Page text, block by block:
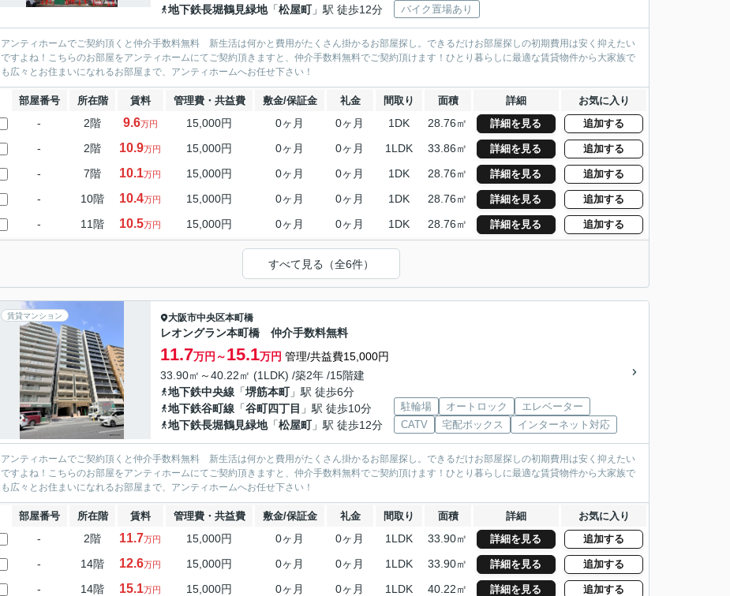
地下鉄長堀鶴見緑地「松屋町」駅 徒歩12分
バイク置場あり
アンティホームでご契約頂くと仲介手数料無料 新生活は何かと費用がたくさん掛かるお部屋探し。できるだけお部屋探しの初期費用は安く抑えたい
ですよね！こちらのお部屋をアンティホームにてご契約頂きますと、仲介手数料無料でご契約頂けます！ひとり暮らしに最適な賃貸物件から大家族で
も広々とお住まいになれるお部屋まで、アンティホームへお任せ下さい！
部屋番号 所在階 賃料 管理費・共益費 敷金/保証金 礼金 間取り 面積 詳細 お気に入り
- 2階 9.6万円 15,000円 0ヶ月 0ヶ月 1DK 28.76㎡ 詳細を見る 追加する
- 2階 10.9万円 15,000円 0ヶ月 0ヶ月 1LDK 33.86㎡ 詳細を見る 追加する
- 7階 10.1万円 15,000円 0ヶ月 0ヶ月 1DK 28.76㎡ 詳細を見る 追加する
- 10階 10.4万円 15,000円 0ヶ月 0ヶ月 1DK 28.76㎡ 詳細を見る 追加する
- 11階 10.5万円 15,000円 0ヶ月 0ヶ月 1DK 28.76㎡ 詳細を見る 追加する
すべて見る（全6件）
賃貸マンション 大阪市中央区本町橋
レオングラン本町橋 仲介手数料無料
11.7万円～15.1万円 管理/共益費15,000円
33.90㎡～40.22㎡ (1LDK) /築2年 /15階建
地下鉄中央線 「堺筋本町」駅 徒歩6分
地下鉄谷町線 「谷町四丁目 」駅 徒歩10分
地下鉄長堀鶴見緑地「松屋町」駅 徒歩12分
駐輪場 オートロック
エレベーター
CATV
宅配ボックス インターネット対応
アンティホームでご契約頂くと仲介手数料無料 新生活は何かと費用がたくさん掛かるお部屋探し。できるだけお部屋探しの初期費用は安く抑えたい
ですよね！こちらのお部屋をアンティホームにてご契約頂きますと、仲介手数料無料でご契約頂けます！ひとり暮らしに最適な賃貸物件から大家族で
も広々とお住まいになれるお部屋まで、アンティホームへお任せ下さい！
部屋番号 所在階 賃料 管理費・共益費 敷金/保証金 礼金 間取り 面積 詳細 お気に入り
- 2階 11.7万円 15,000円 0ヶ月 0ヶ月 1LDK 33.90㎡ 詳細を見る 追加する
- 14階 12.6万円 15,000円 0ヶ月 0ヶ月 1LDK 33.90㎡ 詳細を見る 追加する
- 14階 15.1万円 15,000円 0ヶ月 0ヶ月 1LDK 40.22㎡ 詳細を見る 追加する